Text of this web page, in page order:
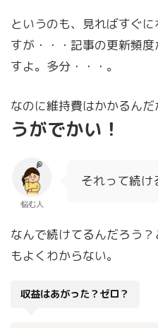
というのも、見ればすぐ
すが・・・記事の更新頻
すよ。多分・・・。
なのに維持費はかかるんだ
うがでかい！
悩む人
それって続け
なんで続けてるんだろう
もよくわからない。
収益はあがった？ゼロ？